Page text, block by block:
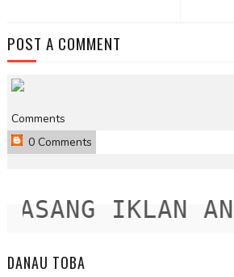
POST A COMMENT
Comments
0 Comments
IKLAN
DANAU TOBA